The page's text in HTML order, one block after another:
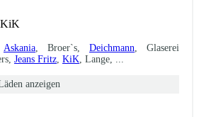
Askania , Broer`s, Deichmann , Glaserei
Jeans Fritz KiK , Lange, ...
anzeigen